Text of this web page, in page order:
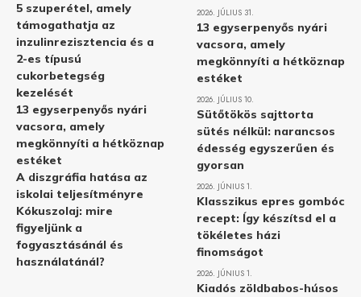
5 szuperétel, amely
támogathatja az
inzulinrezisztencia és a
2-es típusú
cukorbetegség
kezelését
13 egyserpenyős nyári
vacsora, amely
megkönnyíti a hétköznap
estéket
A diszgráfia hatása az
iskolai teljesítményre
Kókuszolaj: mire
figyeljünk a
fogyasztásánál és
használatánál?
2026. JÚLIUS 31.
13 egyserpenyős nyári
vacsora, amely
megkönnyíti a hétköznap
estéket
2026. JÚLIUS 10.
Sütőtökös sajttorta
sütés nélkül: narancsos
édesség egyszerűen és
gyorsan
2026. JÚNIUS 1.
Klasszikus epres gombóc
recept: Így készítsd el a
tökéletes házi
finomságot
2026. JÚNIUS 1.
Kiadós zöldbabos-húsos